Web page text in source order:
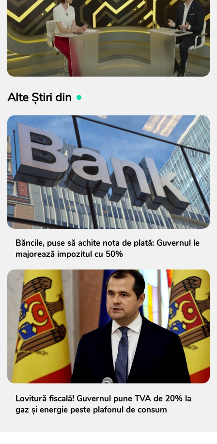
Alte Știri din
Băncile, puse să achite nota de plată: Guvernul le
majorează impozitul cu 50%
Lovitură fiscală! Guvernul pune TVA de 20% la
gaz și energie peste plafonul de consum